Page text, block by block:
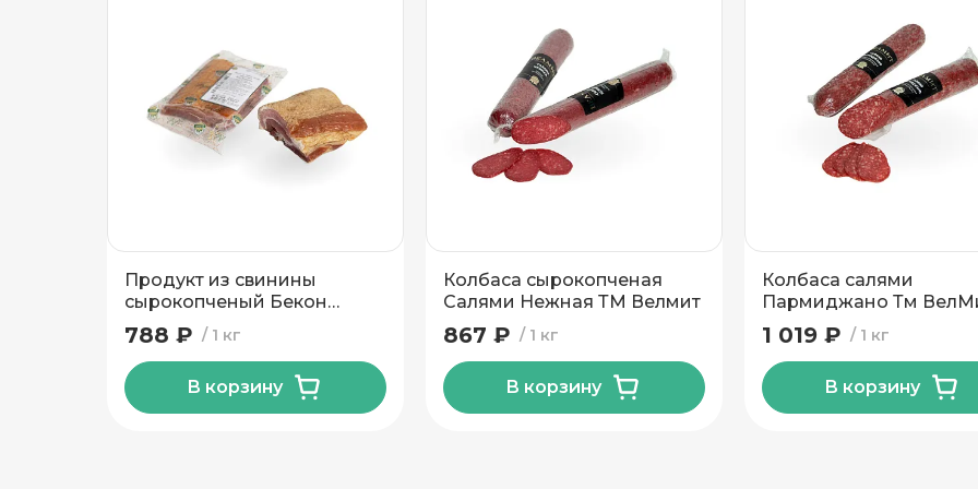
Продукт из свинины
сырокопченый Бекон
Изысканный Калинковичи
МК
1 кг
788 ₽
В корзину
Колбаса сырокопченая
Салями Нежная ТМ Велмит
1 кг
867 ₽
В корзину
Колбаса салями
Пармиджано Тм
500г
1 кг
1 019 ₽
В корзину